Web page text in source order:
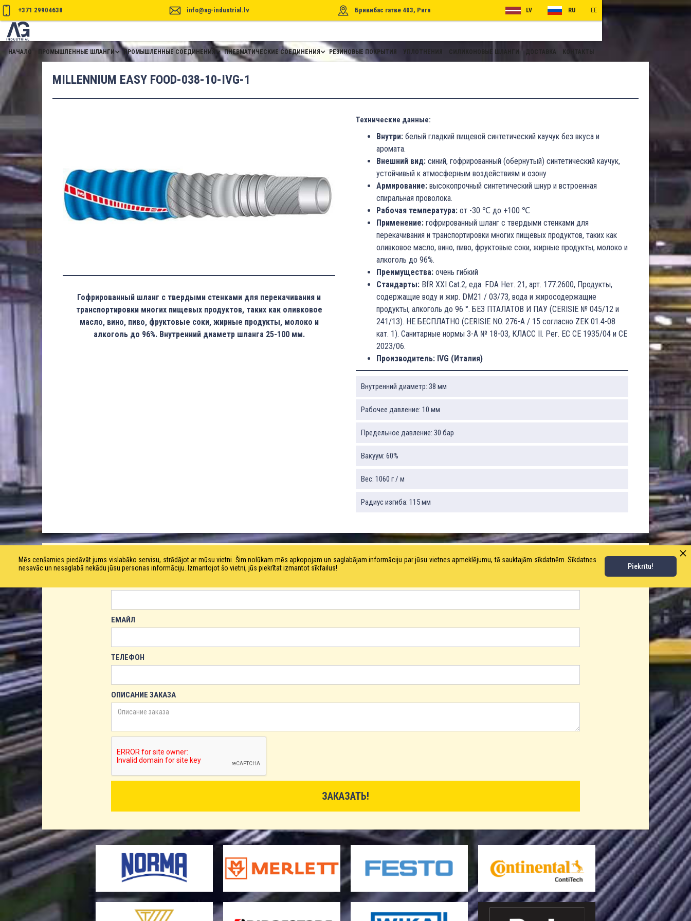
+371 29904638 info@ag-industrial.lv Бривибас гатве 403, Рига LV RU EE
НАЧАЛО ПРОМЫШЛЕННЫЕ ШЛАНГИ ПРОМЫШЛЕННЫЕ СОЕДИНЕНИЯ ПНЕВМАТИЧЕСКИЕ СОЕДИНЕНИЯ РЕЗИНОВЫЕ ПОКРЫТИЯ УПЛОТНЕНИЯ СИЛИКОНОВЫЕ ШЛАНГИ ДОСТАВКА КОНТАКТЫ
MILLENNIUM EASY FOOD-038-10-IVG-1
Гофрированный шланг с твердыми стенками для перекачивания и
транспортировки многих пищевых продуктов, таких как оливковое
масло, вино, пиво, фруктовые соки, жирные продукты, молоко и
алкоголь до 96%. Внутренний диаметр шланга 25-100 мм.
Технические данные:
Внутри: белый гладкий пищевой синтетический каучук без вкуса и
аромата.
Внешний вид: синий, гофрированный (обернутый) синтетический каучук,
устойчивый к атмосферным воздействиям и озону
Армирование: высокопрочный синтетический шнур и встроенная
спиральная проволока.
Рабочая температура: от -30 ℃ до +100 ℃
Применение: гофрированный шланг с твердыми стенками для
перекачивания и транспортировки многих пищевых продуктов, таких как
оливковое масло, вино, пиво, фруктовые соки, жирные продукты, молоко и
алкоголь до 96%.
Преимущества: очень гибкий
Стандарты: BfR XXI Cat.2, еда. FDA Нет. 21, арт. 177.2600, Продукты,
содержащие воду и жир. DM21 / 03/73, вода и жиросодержащие
продукты, алкоголь до 96 °. БЕЗ ПТАЛАТОВ И ПАУ (CERISIE № 045/12 и
241/13). НЕ БЕСПЛАТНО (CERISIE NO. 276-A / 15 согласно ZEK 01.4-08
кат. 1). Санитарные нормы 3-А № 18-03, КЛАСС II. Рег. ЕС CE 1935/04 и CE
2023/06.
Производитель: IVG (Италия)
Внутренний диаметр: 38 мм
Рабочее давление: 10 мм
Предельное давление: 30 бар
Вакуум: 60%
Вес: 1060 г / м
Радиус изгиба: 115 мм
ЗАКАЗАТЬ ТОВАР!
ЕМАЙЛ
ТЕЛЕФОН
ОПИСАНИЕ ЗАКАЗА
Mēs cenšamies piedāvāt jums vislabāko servisu, strādājot ar mūsu vietni. Šim nolūkam mēs apkopojam un saglabājam informāciju par jūsu vietnes apmeklējumu, tā sauktajām sīkdatnēm. Sīkdatnes
nesavāc un nesaglabā nekādu jūsu personas informāciju. Izmantojot šo vietni, jūs piekrītat izmantot sīkfailus!
Piekrītu!